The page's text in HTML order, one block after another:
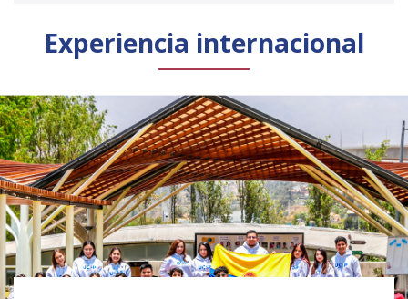
Público general
Licenciamiento Biblioteca
Noticias
English
Experiencia internacional